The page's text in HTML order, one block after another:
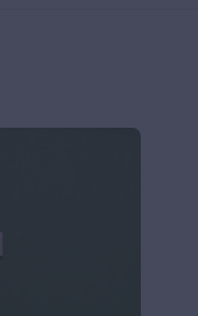
claves que te harán